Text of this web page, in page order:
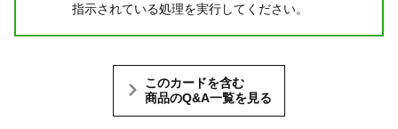
指示されている処理を実行してください。
このカードを含む
商品のQ&A一覧を見る